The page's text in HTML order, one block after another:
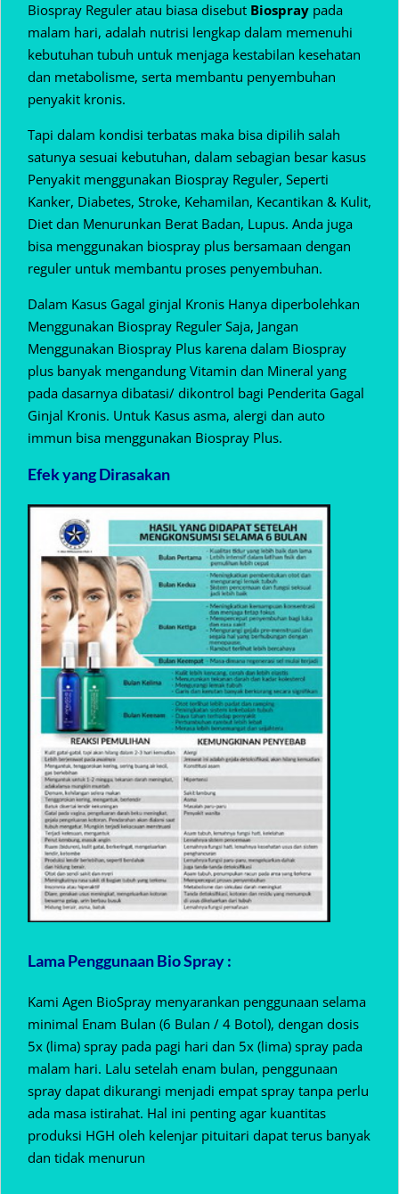
Biospray Reguler atau biasa disebut Biospray pada
malam hari, adalah nutrisi lengkap dalam memenuhi
kebutuhan tubuh untuk menjaga kestabilan kesehatan
dan metabolisme, serta membantu penyembuhan
penyakit kronis.
Tapi dalam kondisi terbatas maka bisa dipilih salah
satunya sesuai kebutuhan, dalam sebagian besar kasus
Penyakit menggunakan Biospray Reguler, Seperti
Kanker, Diabetes, Stroke, Kehamilan, Kecantikan & Kulit,
Diet dan Menurunkan Berat Badan, Lupus. Anda juga
bisa menggunakan biospray plus bersamaan dengan
reguler untuk membantu proses penyembuhan.
Dalam Kasus Gagal ginjal Kronis Hanya diperbolehkan
Menggunakan Biospray Reguler Saja, Jangan
Menggunakan Biospray Plus karena dalam Biospray
plus banyak mengandung Vitamin dan Mineral yang
pada dasarnya dibatasi/ dikontrol bagi Penderita Gagal
Ginjal Kronis. Untuk Kasus asma, alergi dan auto
immun bisa menggunakan Biospray Plus.
Efek yang Dirasakan
Lama Penggunaan Bio Spray :
Kami Agen BioSpray menyarankan penggunaan selama
minimal Enam Bulan (6 Bulan / 4 Botol), dengan dosis
5x (lima) spray pada pagi hari dan 5x (lima) spray pada
malam hari. Lalu setelah enam bulan, penggunaan
spray dapat dikurangi menjadi empat spray tanpa perlu
ada masa istirahat. Hal ini penting agar kuantitas
produksi HGH oleh kelenjar pituitari dapat terus banyak
dan tidak menurun